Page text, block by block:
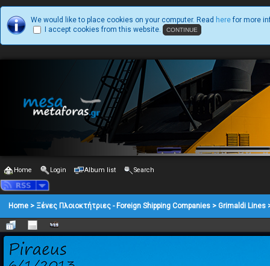
We would like to place cookies on your computer. Read here for more
I accept cookies from this website.
Home Login Album list Search
Home > Ξένες Πλοιοκτήτριες - Foreign Shipping Companies > Grimaldi Lines